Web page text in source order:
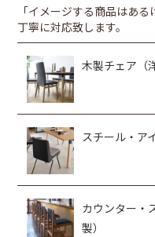
「イメージする商品はあ
丁寧に対応致します。
木製チェア（
スチール・ア
カウンター・
製）